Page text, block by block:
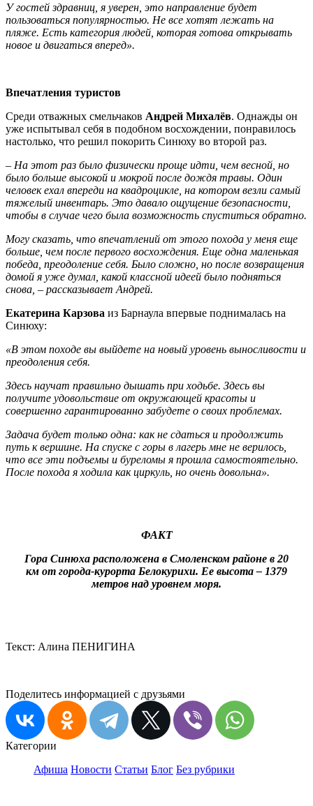
У гостей здравниц, я уверен, это направление будет
пользоваться популярностью. Не все хотят лежать на
пляже. Есть категория людей, которая готова открывать
новое и двигаться вперед».
Впечатления туристов
Среди отважных смельчаков Андрей Михалёв. Однажды он
уже испытывал себя в подобном восхождении, понравилось
настолько, что решил покорить Синюху во второй раз.
– На этот раз было физически проще идти, чем весной, но
было больше высокой и мокрой после дождя травы. Один
человек ехал впереди на квадроцикле, на котором везли самый
тяжелый инвентарь. Это давало ощущение безопасности,
чтобы в случае чего была возможность спуститься обратно.
Могу сказать, что впечатлений от этого похода у меня еще
больше, чем после первого восхождения. Еще одна маленькая
победа, преодоление себя. Было сложно, но после возвращения
домой я уже думал, какой классной идеей было подняться
снова, – рассказывает Андрей.
Екатерина Карзова из Барнаула впервые поднималась на
Синюху:
«В этом походе вы выйдете на новый уровень выносливости и
преодоления себя.
Здесь научат правильно дышать при ходьбе. Здесь вы
получите удовольствие от окружающей красоты и
совершенно гарантированно забудете о своих проблемах.
Задача будет только одна: как не сдаться и продолжить
путь к вершине. На спуске с горы в лагерь мне не верилось,
что все эти подъемы и буреломы я прошла самостоятельно.
После похода я ходила как циркуль, но очень довольна».
ФАКТ
Гора Синюха расположена в Смоленском районе в 20
км от города-курорта Белокурихи. Ее высота – 1379
метров над уровнем моря.
Текст: Алина ПЕНИГИНА
Поделитесь информацией с друзьями
Категории
Афиша Новости Статьи Блог Без рубрики